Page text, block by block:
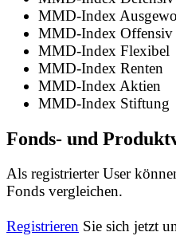
MMD-Index
MMD-Index Offensiv
MMD-Index Flexibel
MMD-Index Renten
MMD-Index Aktien
MMD-Index Stiftung
Fonds- und
Als registrierter User
Fonds vergleichen.
Registrieren Sie sich jetzt